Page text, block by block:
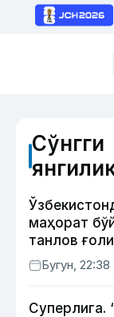
Сўнгги
маҳорат
танлов
Бугун, 22:38
Суперлига.